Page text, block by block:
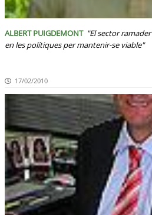
ALBERT PUIGDEMONT "El sector
en les polítiques per mantenir-se viable"
17/02/2010